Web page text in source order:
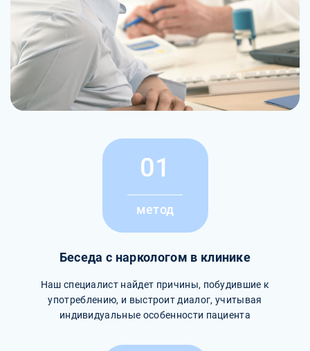
01
метод
Беседа с наркологом в клинике
Наш специалист найдет причины, побудившие к
употреблению, и выстроит диалог, учитывая
индивидуальные особенности пациента